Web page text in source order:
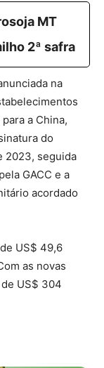
MT
2ª safra
na
a China,
do
2023, seguida
GACC e a
acordado
US$ 49,6
as novas
US$ 304